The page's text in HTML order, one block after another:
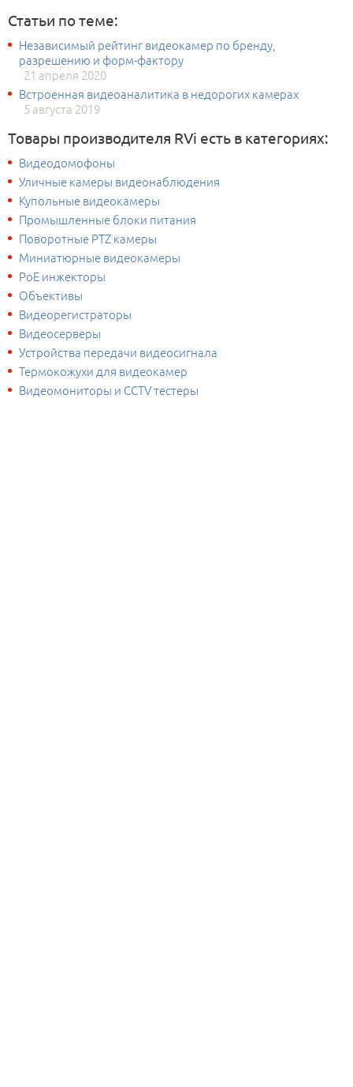
Настраиваемые параметры изображения:DNR(2D/3D), АРД,
Авто фокус, AWB, AGC, BLC, HLC, DWDR; Протоколы: DH-SD,
Pelco-P/D (Авто определение), передача сигнала по
коаксиальному кабелю; 1 порт RS485; Питание: AC24V (блок
питания до 3А); Степень защиты корпуса:IP66; Диапазон
рабочих температур: -40°С…60°С; Габаритные размеры:
Ø186х309 мм; Вес: 3,5 кг.
Статьи по теме:
Независимый рейтинг видеокамер по бренду,
разрешению и форм-фактору
21 апреля 2020
Встроенная видеоаналитика в недорогих камерах
5 августа 2019
Товары производителя RVi есть в категориях:
Видеодомофоны
Уличные камеры видеонаблюдения
Купольные видеокамеры
Промышленные блоки питания
Поворотные PTZ камеры
Миниатюрные видеокамеры
PoE инжекторы
Объективы
Видеорегистраторы
Видеосерверы
Устройства передачи видеосигнала
Термокожухи для видеокамер
Видеомониторы и CCTV тестеры